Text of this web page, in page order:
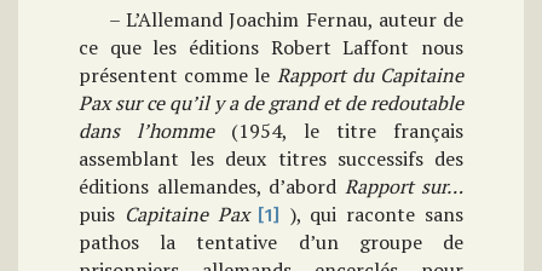
– L’Allemand Joachim Fernau, auteur de
ce que les éditions Robert Laffont nous
présentent comme le Rapport du Capitaine
Pax sur ce qu’il y a de grand et de redoutable
dans l’homme(1954, le titre français
assemblant les deux titres successifs des
éditions allemandes, d’abord Rapport sur…
puis Capitaine Pax [1]
), qui raconte sans
pathos la tentative d’un groupe de